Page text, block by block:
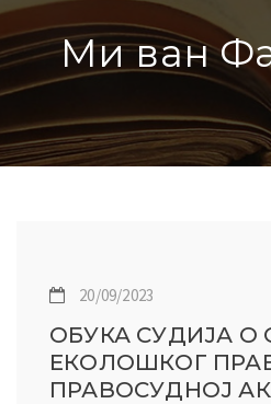
Ми ван
20/09/2023
ОБУКА СУДИЈА
ЕКОЛОШКОГ
ПРАВОСУДНОЈ